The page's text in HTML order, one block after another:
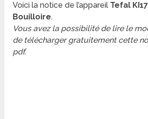
Voici la notice de l’appareil Tefal
Bouilloire.
Vous avez la possibilité de lire le
de télécharger gratuitement cette
pdf.